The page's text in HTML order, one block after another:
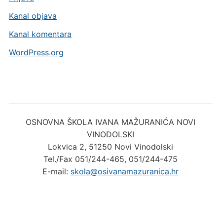
Kanal objava
Kanal komentara
WordPress.org
OSNOVNA ŠKOLA IVANA MAŽURANIĆA NOVI
VINODOLSKI
Lokvica 2, 51250 Novi Vinodolski
Tel./Fax 051/244-465, 051/244-475
E-mail: skola@osivanamazuranica.hr